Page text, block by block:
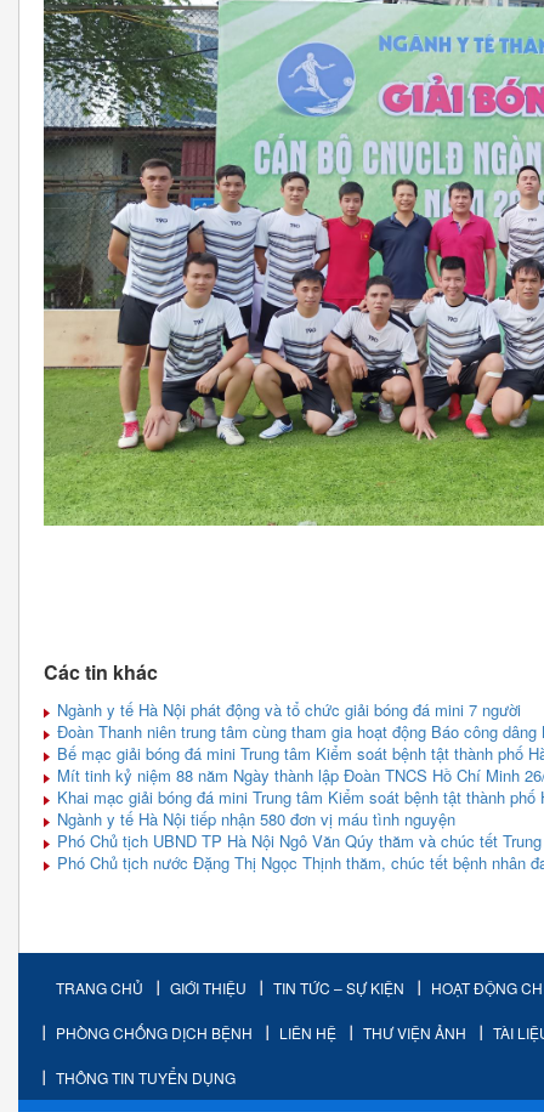
Các tin khác
Ngành y tế Hà Nội phát động và tổ chức giải bóng đá mini 7 người
Đoàn Thanh niên trung tâm cùng tham gia hoạt động Báo công dâng
Bế mạc giải bóng đá mini Trung tâm Kiểm soát bệnh tật thành phố
Mít tinh kỷ niệm 88 năm Ngày thành lập Đoàn TNCS Hồ Chí Minh
Khai mạc giải bóng đá mini Trung tâm Kiểm soát bệnh tật thành phố
Ngành y tế Hà Nội tiếp nhận 580 đơn vị máu tình nguyện
Phó Chủ tịch UBND TP Hà Nội Ngô Văn Qúy thăm và chúc tết
Phó Chủ tịch nước Đặng Thị Ngọc Thịnh thăm, chúc tết bệnh nhân
TRANG CHỦ GIỚI THIỆU TIN TỨC – SỰ KIỆN HOẠT ĐỘNG
PHÒNG CHỐNG DỊCH BỆNH LIÊN HỆ THƯ VIỆN ẢNH TÀI
THÔNG TIN TUYỂN DỤNG